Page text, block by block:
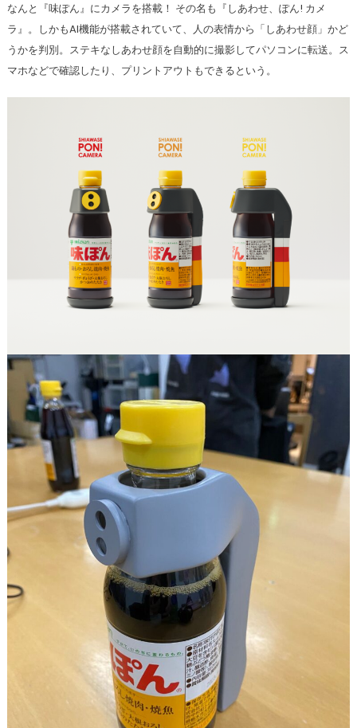
なんと『味ぽん』にカメラを搭載！ その名も『しあわせ、ぽん! カメ
ラ』。しかもAI機能が搭載されていて、人の表情から「しあわせ顔」かど
うかを判別。ステキなしあわせ顔を自動的に撮影してパソコンに転送。ス
マホなどで確認したり、プリントアウトもできるという。